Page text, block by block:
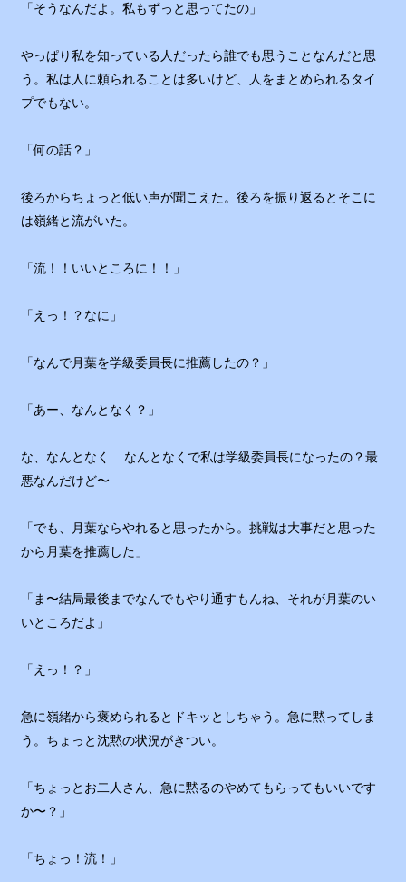
「そうなんだよ。私もずっと思ってたの」
やっぱり私を知っている人だったら誰でも思うことなんだと思
う。私は人に頼られることは多いけど、人をまとめられるタイ
プでもない。
「何の話？」
後ろからちょっと低い声が聞こえた。後ろを振り返るとそこに
は嶺緒と流がいた。
「流！！いいところに！！」
「えっ！？なに」
「なんで月葉を学級委員長に推薦したの？」
「あー、なんとなく？」
な、なんとなく....なんとなくで私は学級委員長になったの？最
悪なんだけど〜
「でも、月葉ならやれると思ったから。挑戦は大事だと思った
から月葉を推薦した」
「ま〜結局最後までなんでもやり通すもんね、それが月葉のい
いところだよ」
「えっ！？」
急に嶺緒から褒められるとドキッとしちゃう。急に黙ってしま
う。ちょっと沈黙の状況がきつい。
「ちょっとお二人さん、急に黙るのやめてもらってもいいです
か〜？」
「ちょっ！流！」